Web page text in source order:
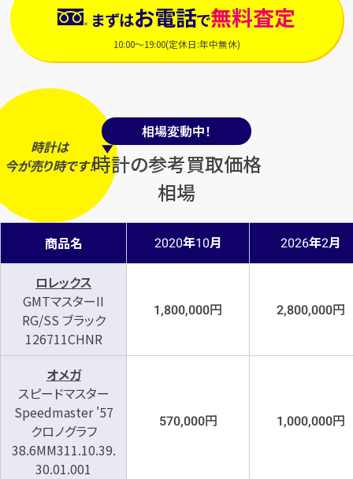
まずはお電話で無料査定
10:00～19:00(定休日:年中無休)
相場変動中！
時計の参考買取価格
相場
時計は
今が売り時です！
商品名 2020年10月 2026年2月
ロレックス
GMTマスターII
RG/SS ブラック
126711CHNR
1,800,000円 2,800,000円
オメガ
スピードマスター
Speedmaster '57
クロノグラフ
38.6MM311.10.39.
30.01.001
570,000円 1,000,000円